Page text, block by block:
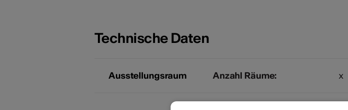
Technische Daten
Ausstellungsraum Anzahl Räume: x